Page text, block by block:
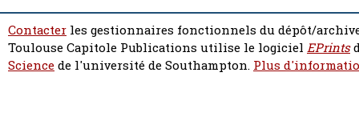
Contacter les gestionnaires fonctionnels du dépôt/
Toulouse Capitole Publications utilise le logiciel EPrints
Sciencede l'université de Southampton. Plus